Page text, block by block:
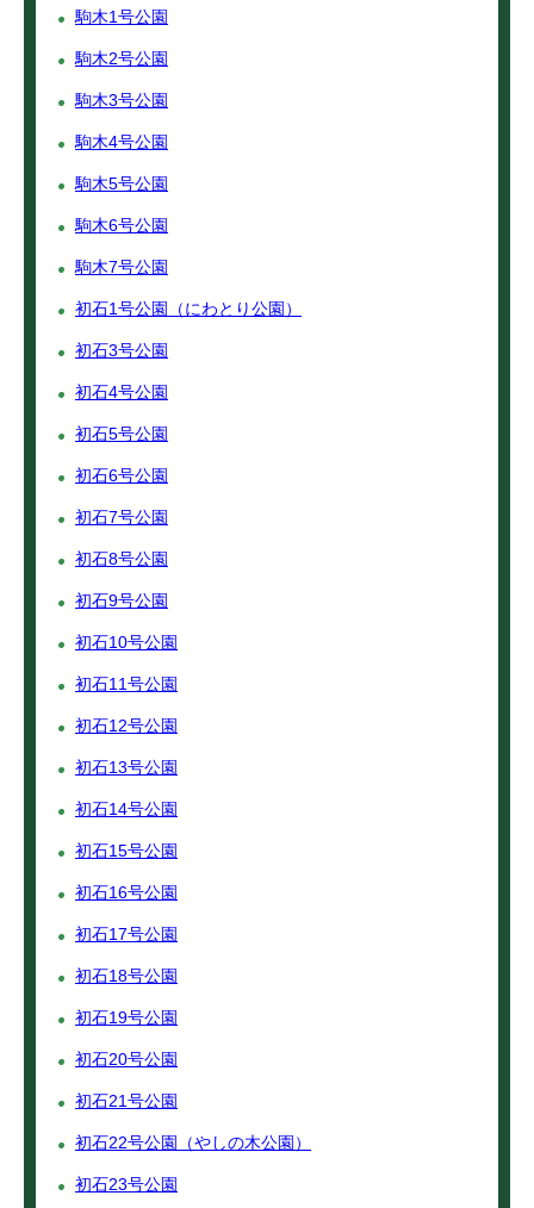
駒木1号公園
駒木2号公園
駒木3号公園
駒木4号公園
駒木5号公園
駒木6号公園
駒木7号公園
初石1号公園（にわとり公園）
初石3号公園
初石4号公園
初石5号公園
初石6号公園
初石7号公園
初石8号公園
初石9号公園
初石10号公園
初石11号公園
初石12号公園
初石13号公園
初石14号公園
初石15号公園
初石16号公園
初石17号公園
初石18号公園
初石19号公園
初石20号公園
初石21号公園
初石22号公園（やしの木公園）
初石23号公園